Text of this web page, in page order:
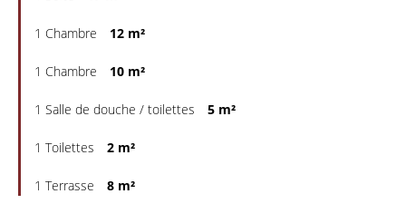
1 Chambre 12 m²
1 Chambre 10 m²
1 Salle de douche / toilettes 5 m²
1 Toilettes 2 m²
1 Terrasse 8 m²